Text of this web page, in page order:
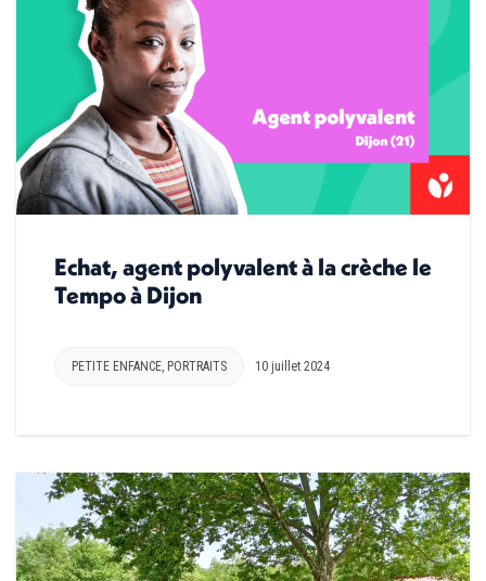
Echat, agent polyvalent à la crèche le
Tempo à Dijon
PETITE ENFANCE PORTRAITS 10 juillet 2024